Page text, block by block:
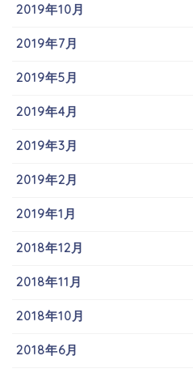
2019年10月
2019年7月
2019年5月
2019年4月
2019年3月
2019年2月
2019年1月
2018年12月
2018年11月
2018年10月
2018年6月